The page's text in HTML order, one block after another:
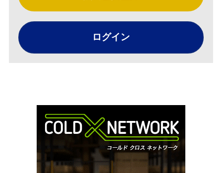
ログイン